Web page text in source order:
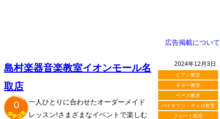
広告掲載について
2024年12月3日
ピアノ教室
ギター教室
ベース教室
バイオリン・チェロ教室
フルート教室
島村楽器音楽教室イオンモール名
取店
0
一人ひとりに合わせたオーダーメイド
レッスン!さまざまなイベントで楽しむ